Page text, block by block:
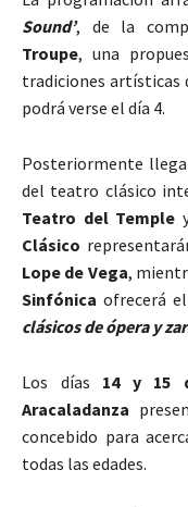
Sound’, de la
Troupe, una
tradiciones artísticas
podrá verse el día 4.
Posteriormente
del teatro clásico
Teatro del Temple
Clásico
Lope de Vega,
Sinfónica ofrecerá
clásicos de ópera y
Los días 14 y 15
Aracaladanza
concebido para
todas las edades.